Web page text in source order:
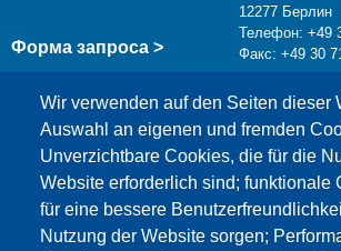
Wir verwenden auf den Seiten dieser
Auswahl an eigenen und fremden
Unverzichtbare Cookies, die für die
Website erforderlich sind; funktionale
für eine bessere
Nutzung der Website sorgen;
Форма запроса >
12277 Берлин
Телефон: +49
Факс: +49 30